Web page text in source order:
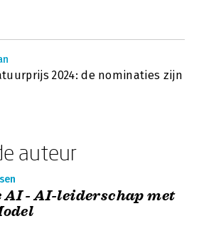
2024: de nominaties zijn
auteur
AI - AI-leiderschap met